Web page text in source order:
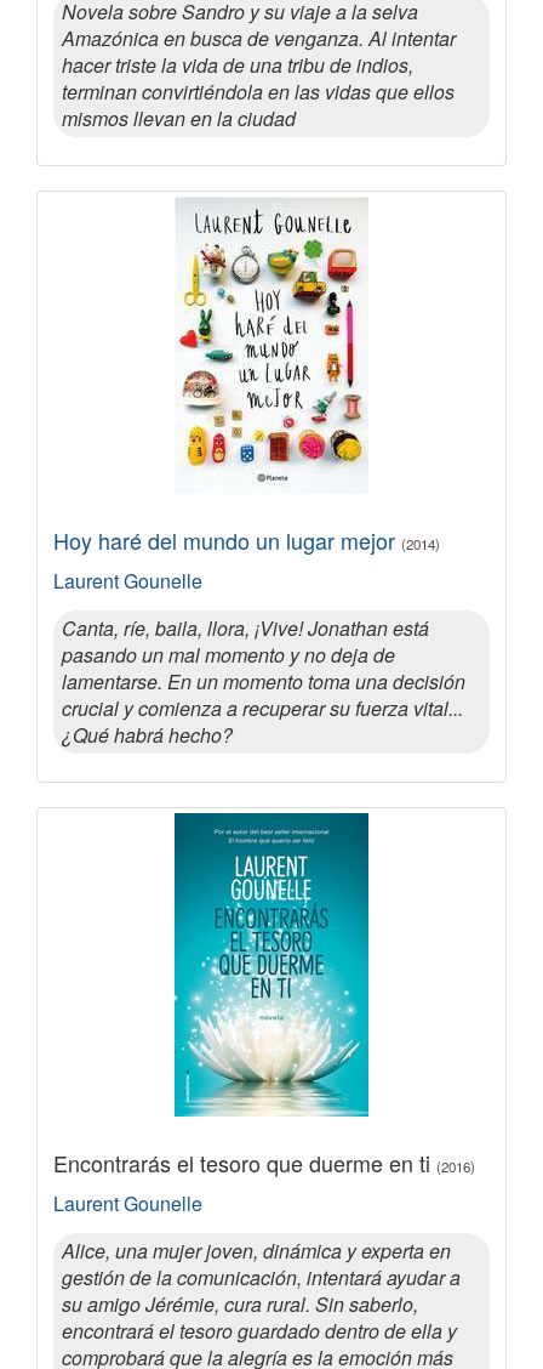
Novela sobre Sandro y su viaje a la selva
Amazónica en busca de venganza. Al intentar
hacer triste la vida de una tribu de indios,
terminan convirtiéndola en las vidas que ellos
mismos llevan en la ciudad
Hoy haré del mundo un lugar mejor (2014)
Laurent Gounelle
Canta, ríe, baila, llora, ¡Vive! Jonathan está
pasando un mal momento y no deja de
lamentarse. En un momento toma una decisión
crucial y comienza a recuperar su fuerza vital...
¿Qué habrá hecho?
Encontrarás el tesoro que duerme en ti (2016)
Laurent Gounelle
Alice, una mujer joven, dinámica y experta en
gestión de la comunicación, intentará ayudar a
su amigo Jérémie, cura rural. Sin saberlo,
encontrará el tesoro guardado dentro de ella y
comprobará que la alegría es la emoción más